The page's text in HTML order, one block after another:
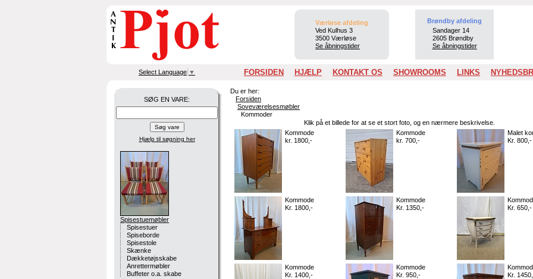
Værløse afdeling
Ved Kulhus 3
3500 Værløse
Se åbningstider
Brøndby afdeling
Sandager 14
2605 Brøndby
Se åbningstider
Select Language ▼ FORSIDEN HJÆLP KONTAKT OS SHOWROOMS LINKS
SØG EN VARE:
Hjælp til søgning her
Spisestuemøbler
Spisestuer
Spiseborde
Spisestole
Skænke
Dækketøjsskabe
Anrettermøbler
Buffeter o.a. skabe
Du er her:
Forsiden
Soveværelsesmøbler
Kommoder
Klik på et billede for at se et stort foto, og en nærmere beskrivelse.
Kommode
kr. 1800,-
Kommode
kr. 700,-
Malet
Kr. 800,-
Kommode
Kr. 1800,-
Kommode
Kr. 1350,-
Kr. 650,-
Kommode
Kr. 1400,-
Kommode
Kr. 950,-
Kr.